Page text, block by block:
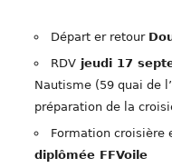
Départ er retour
RDV jeudi 17
Nautisme (59 quai de
préparation de la
Formation croisière
diplômée FFVoile